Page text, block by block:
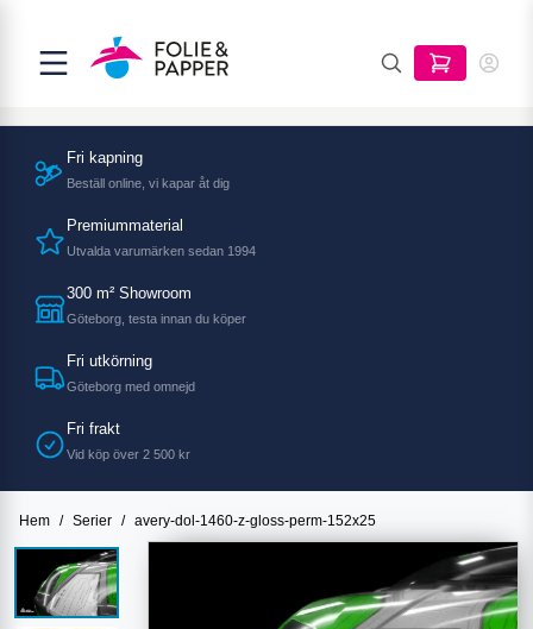
Fri kapning
Beställ online, vi kapar åt dig
Premiummaterial
Utvalda varumärken sedan 1994
300 m² Showroom
Göteborg, testa innan du köper
Fri utkörning
Göteborg med omnejd
Fri frakt
Vid köp över 2 500 kr
Hem / Serier / avery-dol-1460-z-gloss-perm-152x25